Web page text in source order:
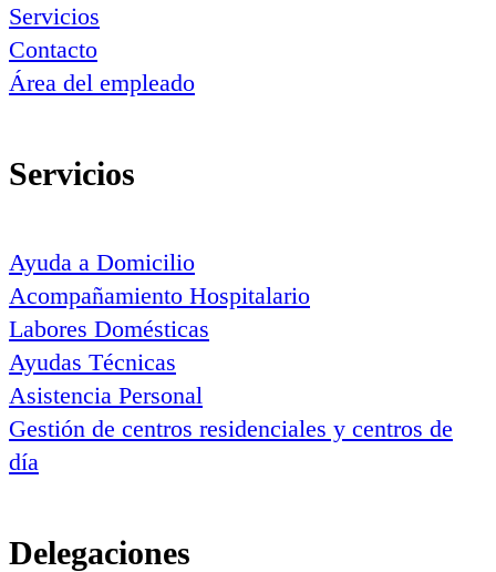
Servicios
Contacto
Área del empleado
Servicios
Ayuda a Domicilio
Acompañamiento Hospitalario
Labores Domésticas
Ayudas Técnicas
Asistencia Personal
Gestión de centros residenciales y centros de
día
Delegaciones